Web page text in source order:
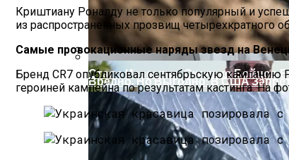
На Какую Зарплату Могут
Вредно, Но Выгодно: В США
Стало Известно, Сколько Бойцов
Криштиану Роналду не только популярный и
из распространенных прозвищ четырехкратного
Самые провокационные наряды звезд на
Бренд CR7 опубликовал сентябрьскую кампанию
героиней кампейна по результатам кастинга. На